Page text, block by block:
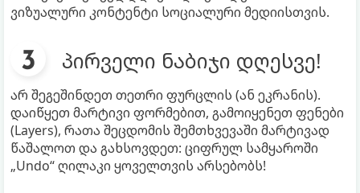
ვიზუალური კონტენტი სოციალური მედიისთვის.
პირველი ნაბიჯი დღესვე!
არ შეგეშინდეთ თეთრი ფურცლის (ან ეკრანის).
დაიწყეთ მარტივი ფორმებით, გამოიყენეთ ფენები
(Layers), რათა შეცდომის შემთხვევაში მარტივად
წაშალოთ და გახსოვდეთ: ციფრულ სამყაროში
„Undo“ ღილაკი ყოველთვის არსებობს!